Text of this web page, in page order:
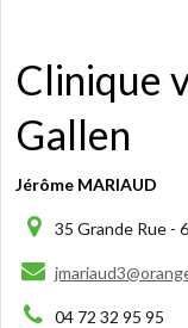
Clinique
Gallen
Jérôme MARIAUD
35 Grande Rue -
04 72 32 95 95